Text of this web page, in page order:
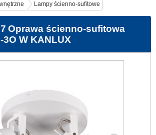
Lampy ścienno-sufitowe
Oprawa ścienno-sufitowa
3O W KANLUX